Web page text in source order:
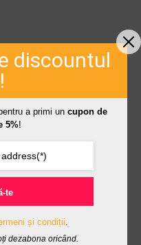
discountul
a primi un cupon de
5%!
te
și condiții.
dezabona oricând.